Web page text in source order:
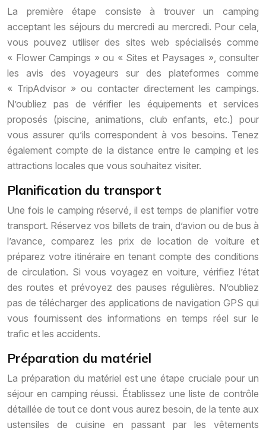
La première étape consiste à trouver un camping
acceptant les séjours du mercredi au mercredi. Pour cela,
vous pouvez utiliser des sites web spécialisés comme
« Flower Campings » ou « Sites et Paysages », consulter
les avis des voyageurs sur des plateformes comme
« TripAdvisor » ou contacter directement les campings.
N’oubliez pas de vérifier les équipements et services
proposés (piscine, animations, club enfants, etc.) pour
vous assurer qu’ils correspondent à vos besoins. Tenez
également compte de la distance entre le camping et les
attractions locales que vous souhaitez visiter.
Planification du transport
Une fois le camping réservé, il est temps de planifier votre
transport. Réservez vos billets de train, d’avion ou de bus à
l’avance, comparez les prix de location de voiture et
préparez votre itinéraire en tenant compte des conditions
de circulation. Si vous voyagez en voiture, vérifiez l’état
des routes et prévoyez des pauses régulières. N’oubliez
pas de télécharger des applications de navigation GPS qui
vous fournissent des informations en temps réel sur le
trafic et les accidents.
Préparation du matériel
La préparation du matériel est une étape cruciale pour un
séjour en camping réussi. Établissez une liste de contrôle
détaillée de tout ce dont vous aurez besoin, de la tente aux
ustensiles de cuisine en passant par les vêtements